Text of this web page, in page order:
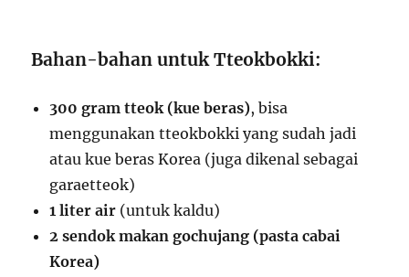
Bahan-bahan untuk Tteokbokki:
300 gram tteok (kue beras), bisa
menggunakan tteokbokki yang sudah jadi
atau kue beras Korea (juga dikenal sebagai
garaetteok)
1 liter air (untuk kaldu)
2 sendok makan gochujang (pasta cabai
Korea)